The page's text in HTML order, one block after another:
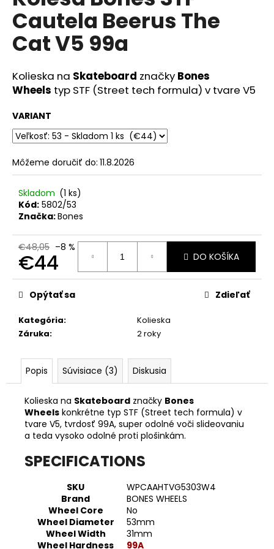
0,0
z
5
hviezdičiek.
Cautela Beerus The
Cat V5 99a
Kolieska na Skateboard značky Bones
Wheels typ STF (Street tech formula) v tvare V5
VARIANT
Môžeme doručiť do: 11.8.2026
Skladom (1 ks)
Kód: 5802/53
Značka:Bones
€48,05 –8 %
€44
Jednotková
cena:
DO KOŠÍKA
Kategória:
Kolieska
Záruka: 2 roky
Opýtať sa Zdieľať
Popis Súvisiace (3) Diskusia
Kolieska na Skateboard značky Bones
Wheels konkrétne typ STF (Street tech formula) v
tvare V5, tvrdosť 99A, super odolné voči slideovaniu
a teda vysoko odolné proti plošinkám.
SPECIFICATIONS
SKU
WPCAAHTVG5303W4
Brand
BONES WHEELS
Wheel Core
No
Wheel Diameter
53mm
Wheel Width
31mm
Wheel Hardness
99A
á
j
s
?
HĽADAŤ
O
d
p
o
ú
č
a
m
e
ŠRÓBY
SLAYER